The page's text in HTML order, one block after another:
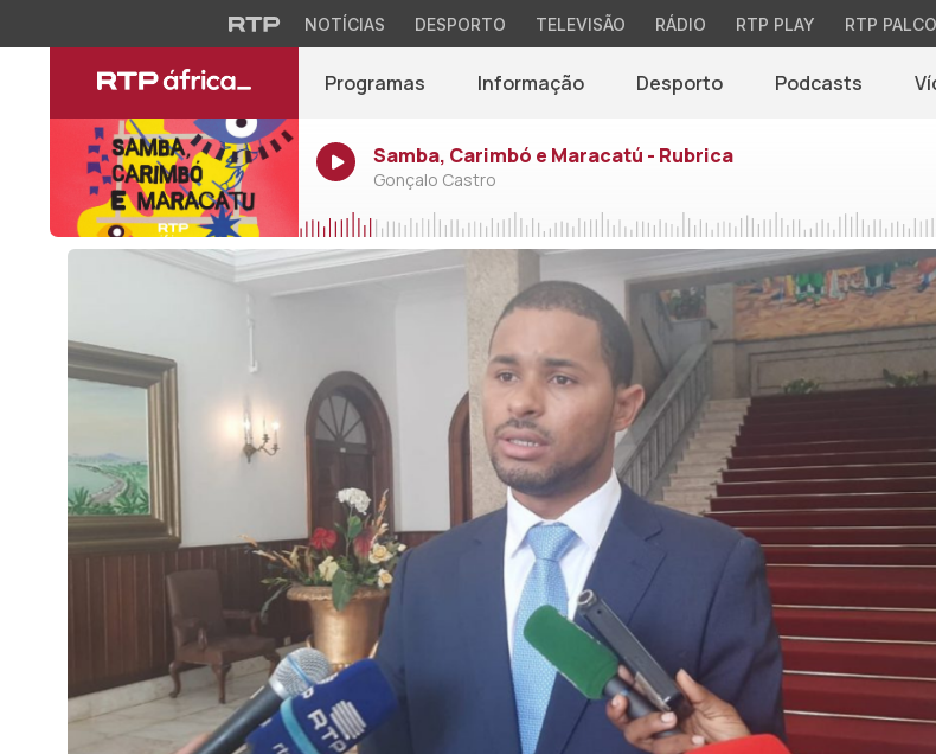
NOTÍCIAS DESPORTO TELEVISÃO RÁDIO RTP PLAY RTP PALCO
Programas Informação Desporto Podcasts
Samba, Carimbó e Maracatú - Rubrica
Gonçalo Castro